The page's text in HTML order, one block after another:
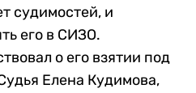
судимостей, и
его в СИЗО.
о его взятии под
Елена Кудимова,